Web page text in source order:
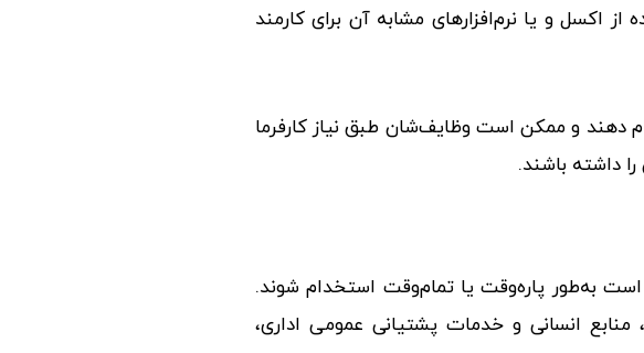
اکسل و یا نرم‌افزارهای مشابه آن برای کارمند
و ممکن است وظایف‌شان طبق نیاز کارفرما
داشته باشند.
به‌طور پاره‌وقت یا تمام‌وقت استخدام شوند.
انسانی و خدمات پشتیانی عمومی اداری،